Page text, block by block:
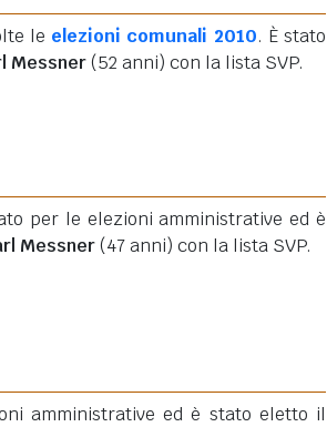
le elezioni comunali 2010. È stato
Messner(52 anni) con la lista SVP.
per le elezioni amministrative ed è
Messner(47 anni) con la lista SVP.
amministrative ed è stato eletto il